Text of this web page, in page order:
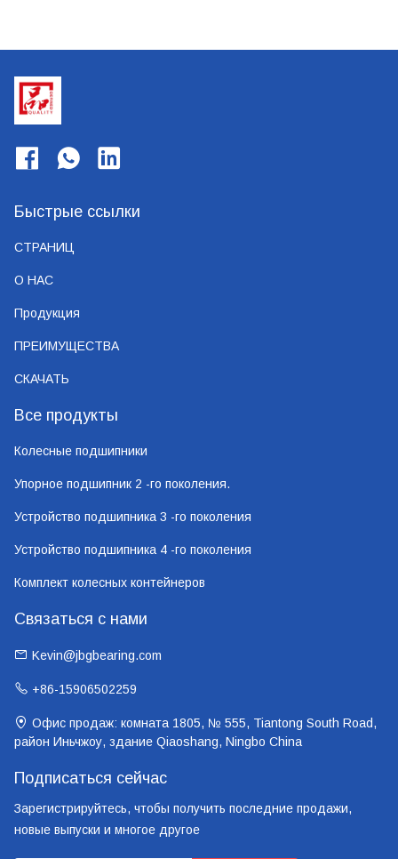
Быстрые ссылки
СТРАНИЦ
О НАС
Продукция
ПРЕИМУЩЕСТВА
СКАЧАТЬ
Все продукты
Колесные подшипники
Упорное подшипник 2 -го поколения.
Устройство подшипника 3 -го поколения
Устройство подшипника 4 -го поколения
Комплект колесных контейнеров
Связаться с нами
Kevin@jbgbearing.com
+86-15906502259
Офис продаж: комната 1805, № 555, Tiantong South Road,
район Иньчжоу, здание Qiaoshang, Ningbo China
Подписаться сейчас
Зарегистрируйтесь, чтобы получить последние продажи,
новые выпуски и многое другое